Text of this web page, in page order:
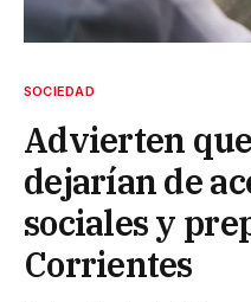
SOCIEDAD
Advierten
dejarían de
sociales y
Corrientes